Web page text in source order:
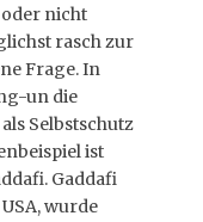
nicht
rasch zur
Frage. In
un die
Selbstschutz
ist
Gaddafi
wurde